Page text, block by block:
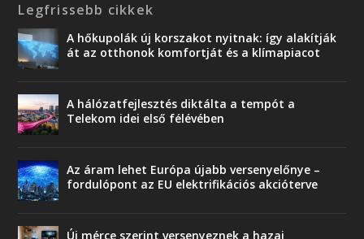
Legfrissebb cikkek
A hőkupolák új korszakot nyitnak: így alakítják
át az otthonok komfortját és a klímapiacot
A hálózatfejlesztés diktálta a tempót a
Telekom idei első félévében
Az áram lehet Európa újabb versenyelőnye –
fordulópont az EU elektrifikációs akcióterve
Új mérce szerint versenyeznek a hazai